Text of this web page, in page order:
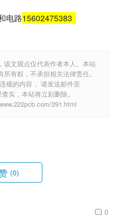
电路15602475383
该文观点仅代表作者本人。本站
有权，不承担相关法律责任。
规的内容， 请发送邮件至
实，本站将立刻删除。
291.html
(0)
0